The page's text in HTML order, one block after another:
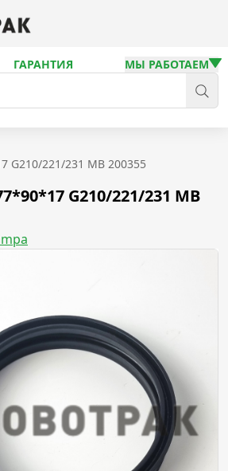
ГАРАНТИЯ МЫ РАБОТАЕМ
G210/221/231 MB 200355
G210/221/231 MB